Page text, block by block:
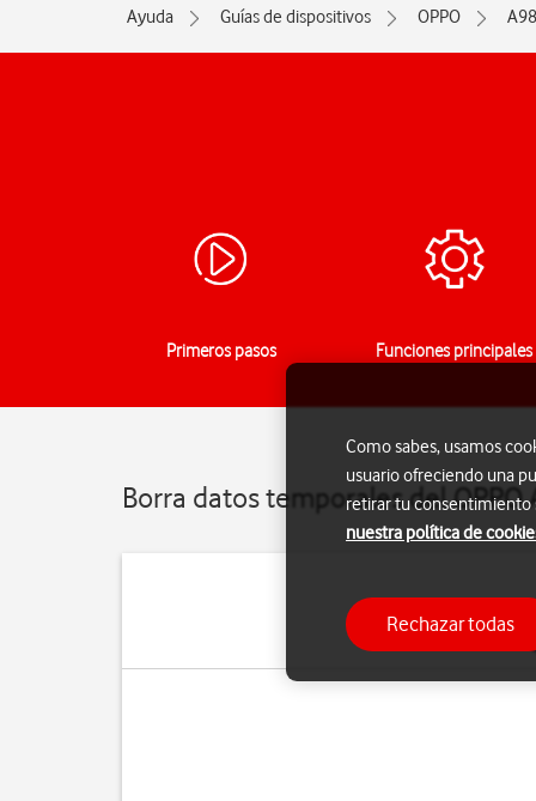
Ayuda Guías de dispositivos OPPO
Primeros pasos Funciones principales
Borra datos temporales del OPPO
Cuando utilizas apps
Como sabes, usamos
usuario ofreciendo una
retirar tu consentimiento
nuestra política de
Rechazar todas